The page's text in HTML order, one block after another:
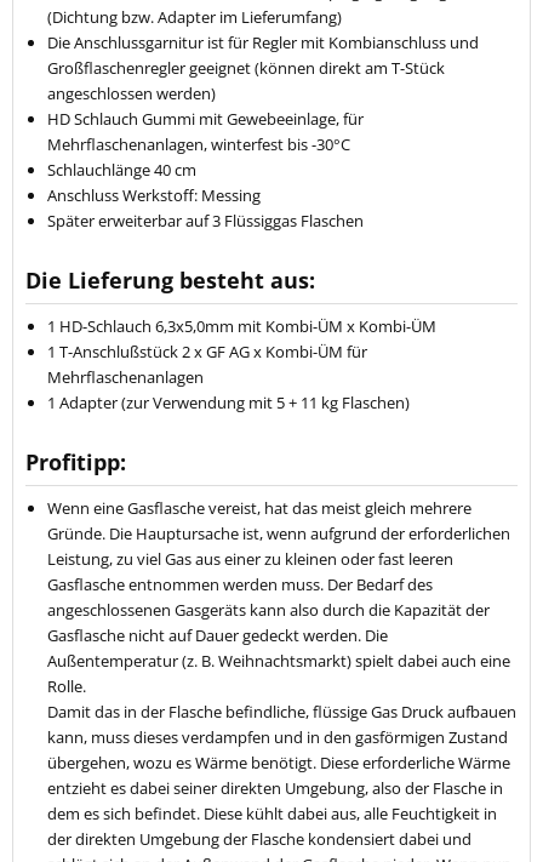
(Dichtung bzw. Adapter im Lieferumfang)
Die Anschlussgarnitur ist für Regler mit Kombianschluss und
Großflaschenregler geeignet (können direkt am T-Stück
angeschlossen werden)
HD Schlauch Gummi mit Gewebeeinlage, für
Mehrflaschenanlagen, winterfest bis -30°C
Schlauchlänge 40 cm
Anschluss Werkstoff: Messing
Später erweiterbar auf 3 Flüssiggas Flaschen
Die Lieferung besteht aus:
1 HD-Schlauch 6,3x5,0mm mit Kombi-ÜM x Kombi-ÜM
1 T-Anschlußstück 2 x GF AG x Kombi-ÜM für
Mehrflaschenanlagen
1 Adapter (zur Verwendung mit 5 + 11 kg Flaschen)
Profitipp:
Wenn eine Gasflasche vereist, hat das meist gleich mehrere
Gründe. Die Hauptursache ist, wenn aufgrund der erforderlichen
Leistung, zu viel Gas aus einer zu kleinen oder fast leeren
Gasflasche entnommen werden muss. Der Bedarf des
angeschlossenen Gasgeräts kann also durch die Kapazität der
Gasflasche nicht auf Dauer gedeckt werden. Die
Außentemperatur (z. B. Weihnachtsmarkt) spielt dabei auch eine
Rolle.
Damit das in der Flasche befindliche, flüssige Gas Druck aufbauen
kann, muss dieses verdampfen und in den gasförmigen Zustand
übergehen, wozu es Wärme benötigt. Diese erforderliche Wärme
entzieht es dabei seiner direkten Umgebung, also der Flasche in
dem es sich befindet. Diese kühlt dabei aus, alle Feuchtigkeit in
der direkten Umgebung der Flasche kondensiert dabei und